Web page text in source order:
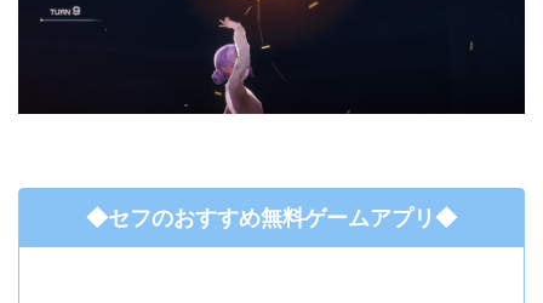
◆セフのおすすめ無料ゲームアプリ◆